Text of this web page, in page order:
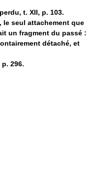
t. XII, p. 103.
le seul attachement que
un fragment du passé :
détaché, et
296.